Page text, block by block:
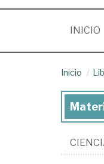
INICIO
Inicio